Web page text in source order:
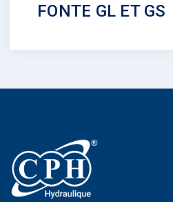
FONTE GL ET GS